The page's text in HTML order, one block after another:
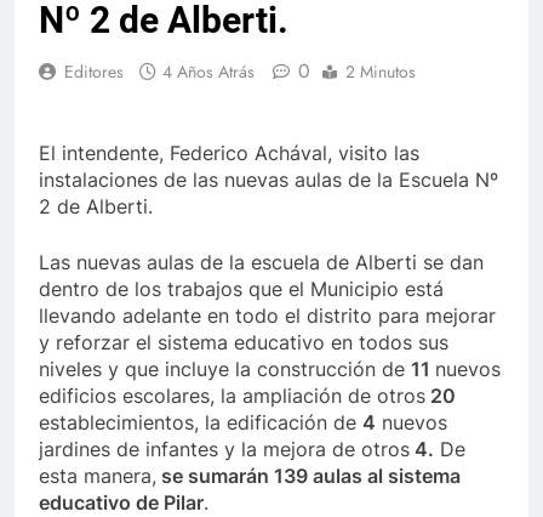
Nº 2 de Alberti.
Editores 4 Años Atrás 0 2 Minutos
El intendente, Federico Achával, visito las
instalaciones de las nuevas aulas de la Escuela Nº
2 de Alberti.
Las nuevas aulas de la escuela de Alberti se dan
dentro de los trabajos que el Municipio está
llevando adelante en todo el distrito para mejorar
y reforzar el sistema educativo en todos sus
niveles y que incluye la construcción de 11 nuevos
edificios escolares, la ampliación de otros 20
establecimientos, la edificación de 4 nuevos
jardines de infantes y la mejora de otros 4. De
esta manera, se sumarán 139 aulas al sistema
educativo de Pilar.